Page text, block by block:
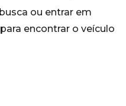
ou entrar em
encontrar o veículo